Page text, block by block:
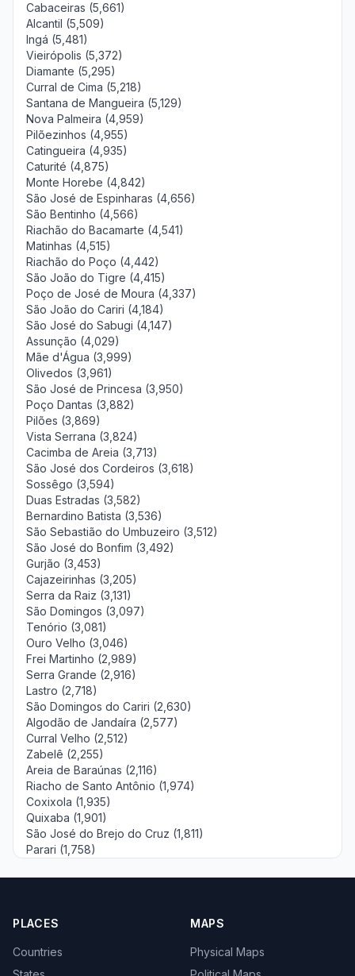
Cabaceiras (5,661)
Alcantil (5,509)
Ingá (5,481)
Vieirópolis (5,372)
Diamante (5,295)
Curral de Cima (5,218)
Santana de Mangueira (5,129)
Nova Palmeira (4,959)
Pilõezinhos (4,955)
Catingueira (4,935)
Caturité (4,875)
Monte Horebe (4,842)
São José de Espinharas (4,656)
São Bentinho (4,566)
Riachão do Bacamarte (4,541)
Matinhas (4,515)
Riachão do Poço (4,442)
São João do Tigre (4,415)
Poço de José de Moura (4,337)
São João do Cariri (4,184)
São José do Sabugi (4,147)
Assunção (4,029)
Mãe d'Água (3,999)
Olivedos (3,961)
São José de Princesa (3,950)
Poço Dantas (3,882)
Pilões (3,869)
Vista Serrana (3,824)
Cacimba de Areia (3,713)
São José dos Cordeiros (3,618)
Sossêgo (3,594)
Duas Estradas (3,582)
Bernardino Batista (3,536)
São Sebastião do Umbuzeiro (3,512)
São José do Bonfim (3,492)
Gurjão (3,453)
Cajazeirinhas (3,205)
Serra da Raiz (3,131)
São Domingos (3,097)
Tenório (3,081)
Ouro Velho (3,046)
Frei Martinho (2,989)
Serra Grande (2,916)
Lastro (2,718)
São Domingos do Cariri (2,630)
Algodão de Jandaíra (2,577)
Curral Velho (2,512)
Zabelê (2,255)
Areia de Baraúnas (2,116)
Riacho de Santo Antônio (1,974)
Coxixola (1,935)
Quixaba (1,901)
São José do Brejo do Cruz (1,811)
Parari (1,758)
PLACES
Countries
MAPS
Physical Maps